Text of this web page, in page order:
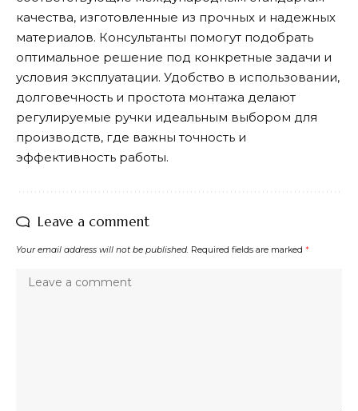
качества, изготовленные из прочных и надежных
материалов. Консультанты помогут подобрать
оптимальное решение под конкретные задачи и
условия эксплуатации. Удобство в использовании,
долговечность и простота монтажа делают
регулируемые ручки идеальным выбором для
производств, где важны точность и
эффективность работы.
Leave a comment
Your email address will not be published. Required fields are marked *